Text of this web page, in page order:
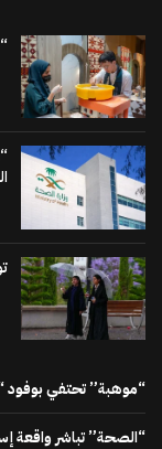
“موهبة” تحتفي بوفود “إنسو 2026” في
“الصحة” تباشر واقعة